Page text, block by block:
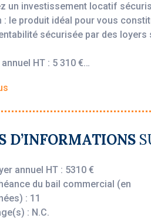
un investissement locatif
: le produit idéal pour vous
sécurisée par des
HT : 5 310 €
: Appart'City
revenus locatifs. Le bien est
engagé par un bail
du bien :
situé au 4ème étage offre un
D’INFORMATIONS
annuel HT : 5310 €
du bail commercial (en
: 11
: N.C.